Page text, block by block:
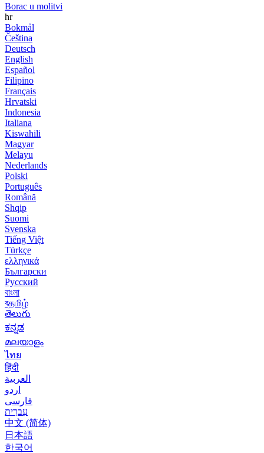
Borac u molitvi
hr
Bokmål
Čeština
Deutsch
English
Español
Filipino
Français
Hrvatski
Indonesia
Italiana
Kiswahili
Magyar
Melayu
Nederlands
Polski
Português
Română
Shqip
Suomi
Svenska
Tiếng Việt
Türkçe
ελληνικά
Български
Русский
বাংলা
বதமிழ்
తెలుగు
ಕನ್ನಡ
മലയാളം
ไทย
हिंदी
العربية
اردو
فارسی
עִברִית
中文 (简体)
日本語
한국어